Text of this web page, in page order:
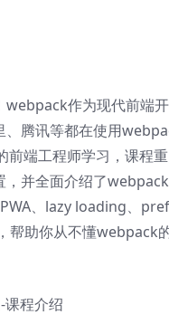
作为现代前端
腾讯等都在使用
端工程师学习，课程
并全面介绍了
、lazy loading、
助你从不懂webpack
程介绍